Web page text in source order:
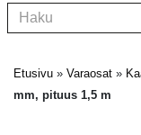
Etusivu » Varaosat »
mm, pituus 1,5 m